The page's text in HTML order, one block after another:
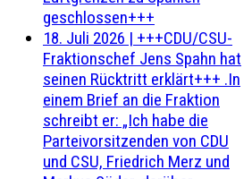
geschlossen+++
18. Juli 2026 | +++CDU/CSU-
Fraktionschef Jens Spahn hat
seinen Rücktritt erklärt+++ .In
einem Brief an die Fraktion
schreibt er: „Ich habe die
Parteivorsitzenden von CDU
und CSU, Friedrich Merz und